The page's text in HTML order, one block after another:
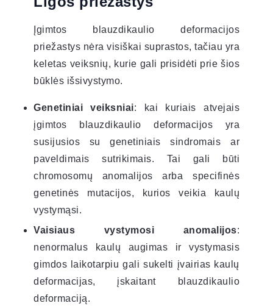
Įgimtos blauzdikaulio deformacijos
priežastys nėra visiškai suprastos, tačiau yra
keletas veiksnių, kurie gali prisidėti prie šios
būklės išsivystymo.
Genetiniai veiksniai: kai kuriais atvejais
įgimtos blauzdikaulio deformacijos yra
susijusios su genetiniais sindromais ar
paveldimais sutrikimais. Tai gali būti
chromosomų anomalijos arba specifinės
genetinės mutacijos, kurios veikia kaulų
vystymąsi.
Vaisiaus vystymosi anomalijos:
nenormalus kaulų augimas ir vystymasis
gimdos laikotarpiu gali sukelti įvairias kaulų
deformacijas, įskaitant blauzdikaulio
deformaciją.